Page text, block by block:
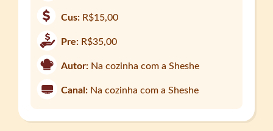
Cus: R$15,00
Pre: R$35,00
Autor: Na cozinha com a Sheshe
Canal: Na cozinha com a Sheshe